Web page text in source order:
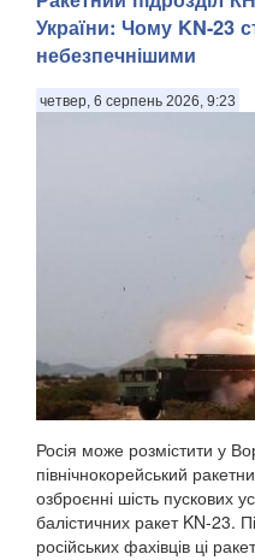
України: Чому KN-23
небезпечнішими
четвер, 6 серпень 2026, 9:23
Росія може розмістити у
північнокорейський
озброєнні шість пускових
балістичних ракет KN-23.
російських фахівців ці